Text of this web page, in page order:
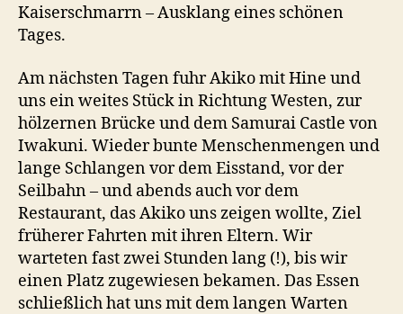
Kaiserschmarrn – Ausklang eines schönen
Tages.
Am nächsten Tagen fuhr Akiko mit Hine und
uns ein weites Stück in Richtung Westen, zur
hölzernen Brücke und dem Samurai Castle von
Iwakuni. Wieder bunte Menschenmengen und
lange Schlangen vor dem Eisstand, vor der
Seilbahn – und abends auch vor dem
Restaurant, das Akiko uns zeigen wollte, Ziel
früherer Fahrten mit ihren Eltern. Wir
warteten fast zwei Stunden lang (!), bis wir
einen Platz zugewiesen bekamen. Das Essen
schließlich hat uns mit dem langen Warten